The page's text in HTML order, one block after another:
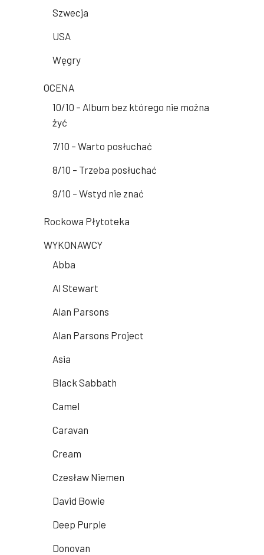
Szwecja
USA
Węgry
OCENA
10/10 – Album bez którego nie można
żyć
7/10 – Warto posłuchać
8/10 – Trzeba posłuchać
9/10 – Wstyd nie znać
Rockowa Płytoteka
WYKONAWCY
Abba
Al Stewart
Alan Parsons
Alan Parsons Project
Asia
Black Sabbath
Camel
Caravan
Cream
Czesław Niemen
David Bowie
Deep Purple
Donovan